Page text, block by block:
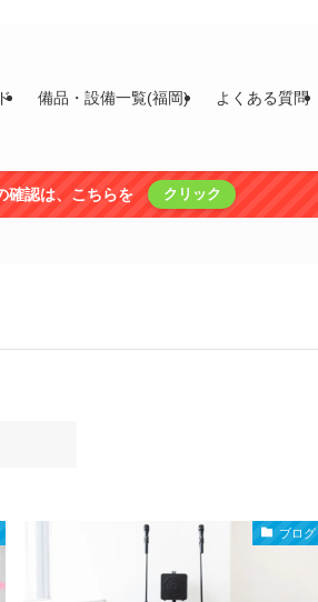
備品・設備一覧(福岡) よくある質問
確認は、こちらを クリック
ブログ